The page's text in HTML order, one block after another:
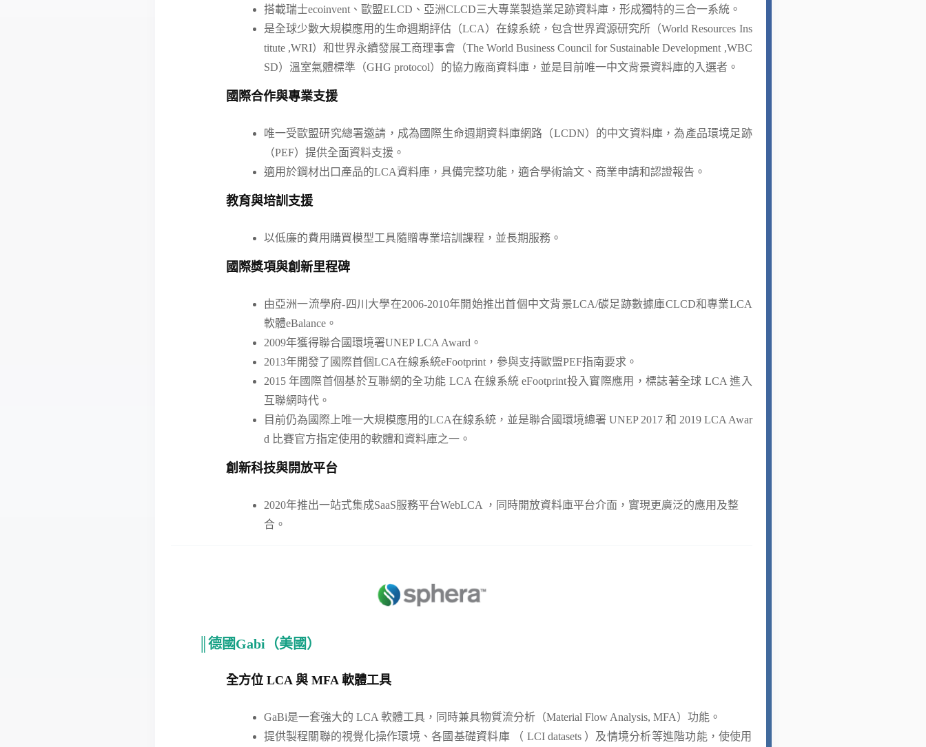
搭載瑞士ecoinvent、歐盟ELCD、亞洲CLCD三大專業製造業足跡資料庫，形成獨特的三合一系統。
是全球少數大規模應用的生命週期評估（LCA）在線系統，包含世界資源研究所（World Resources Ins
titute ,WRI）和世界永續發展工商理事會（The World Business Council for Sustainable Development ,WBC
SD）溫室氣體標準（GHG protocol）的協力廠商資料庫，並是目前唯一中文背景資料庫的入選者。
國際合作與專業支援
唯一受歐盟研究總署邀請，成為國際生命週期資料庫網路（LCDN）的中文資料庫，為產品環境足跡
（PEF）提供全面資料支援。
適用於鋼材出口產品的LCA資料庫，具備完整功能，適合學術論文、商業申請和認證報告。
教育與培訓支援
以低廉的費用購買模型工具隨贈專業培訓課程，並長期服務。
國際獎項與創新里程碑
由亞洲一流學府-四川大學在2006-2010年開始推出首個中文背景LCA/碳足跡數據庫CLCD和專業LCA
軟體eBalance。
2009年獲得聯合國環境署UNEP LCA Award。
2013年開發了國際首個LCA在線系統eFootprint，參與支持歐盟PEF指南要求。
2015 年國際首個基於互聯網的全功能 LCA 在線系統 eFootprint投入實際應用，標誌著全球 LCA 進入
互聯網時代。
目前仍為國際上唯一大規模應用的LCA在線系統，並是聯合國環境總署 UNEP 2017 和 2019 LCA Awar
d 比賽官方指定使用的軟體和資料庫之一。
創新科技與開放平台
2020年推出一站式集成SaaS服務平台WebLCA ，同時開放資料庫平台介面，實現更廣泛的應用及整
合。
║德國Gabi（美國）
全方位 LCA 與 MFA 軟體工具
GaBi是一套強大的 LCA 軟體工具，同時兼具物質流分析（Material Flow Analysis, MFA）功能。
提供製程關聯的視覺化操作環境、各國基礎資料庫 （ LCI datasets ）及情境分析等進階功能，使使用